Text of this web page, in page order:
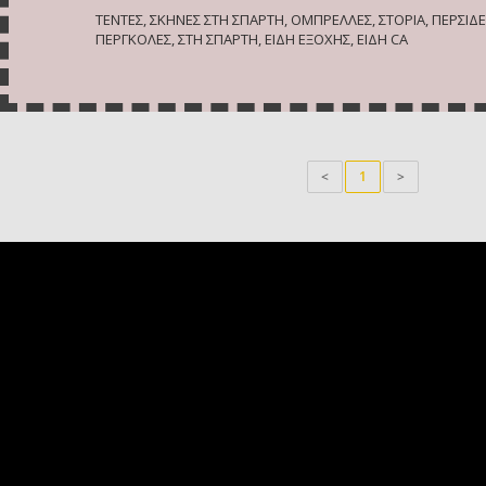
ΤΕΝΤΕΣ, ΣΚΗΝΕΣ ΣΤΗ ΣΠΑΡΤΗ, ΟΜΠΡΕΛΛΕΣ, ΣΤΟΡΙΑ,
ΠΕΡΓΚΟΛΕΣ, ΣΤΗ ΣΠΑΡΤΗ, ΕΙΔΗ ΕΞΟΧΗΣ, ΕΙΔΗ CA
< 1 >